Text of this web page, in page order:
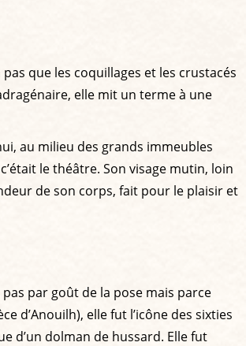
que les coquillages et les crustacés
elle mit un terme à une
au milieu des grands immeubles
le théâtre. Son visage mutin, loin
de son corps, fait pour le plaisir et
par goût de la pose mais parce
d’Anouilh), elle fut l’icône des sixties
d’un dolman de hussard. Elle fut